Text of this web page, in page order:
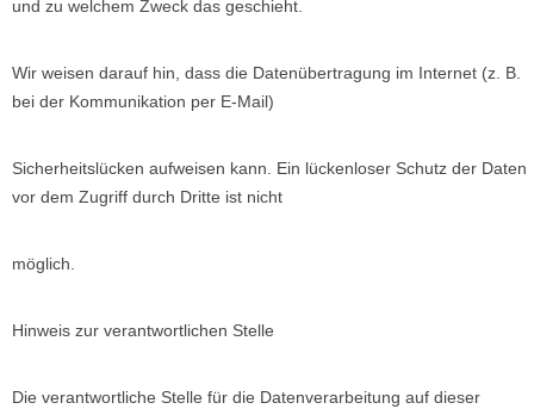
und zu welchem Zweck das geschieht.
Wir weisen darauf hin, dass die Datenübertragung im Internet (z. B.
bei der Kommunikation per E-Mail)
Sicherheitslücken aufweisen kann. Ein lückenloser Schutz der Daten
vor dem Zugriff durch Dritte ist nicht
möglich.
Hinweis zur verantwortlichen Stelle
Die verantwortliche Stelle für die Datenverarbeitung auf dieser